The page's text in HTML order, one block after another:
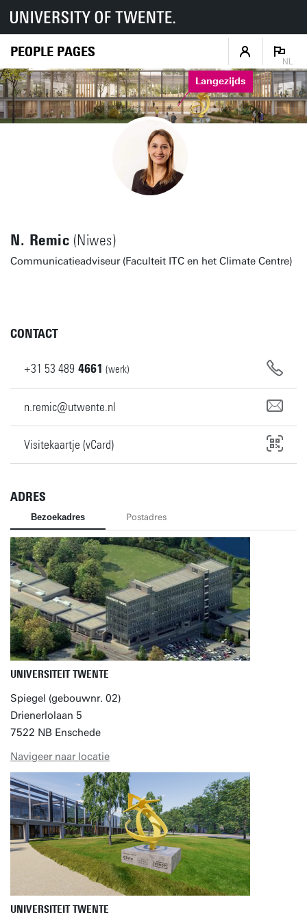
PEOPLE PAGES
NL
Langezijds
N. Remic (Niwes)
Communicatieadviseur (Faculteit ITC en het Climate Centre)
CONTACT
+31 53 489 4661 (werk)
n.remic@utwente.nl
Visitekaartje (vCard)
ADRES
Bezoekadres Postadres
UNIVERSITEIT TWENTE
Spiegel (gebouwnr. 02)
Drienerlolaan 5
7522 NB Enschede
Navigeer naar locatie
UNIVERSITEIT TWENTE